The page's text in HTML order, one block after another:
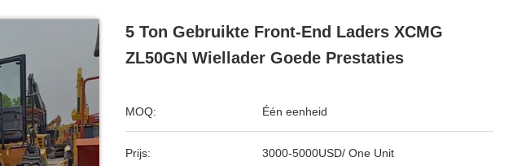
5 Ton Gebruikte Front-End Laders XCMG
ZL50GN Wiellader Goede Prestaties
MOQ: Één eenheid
Prijs: 3000-5000USD/ One Unit